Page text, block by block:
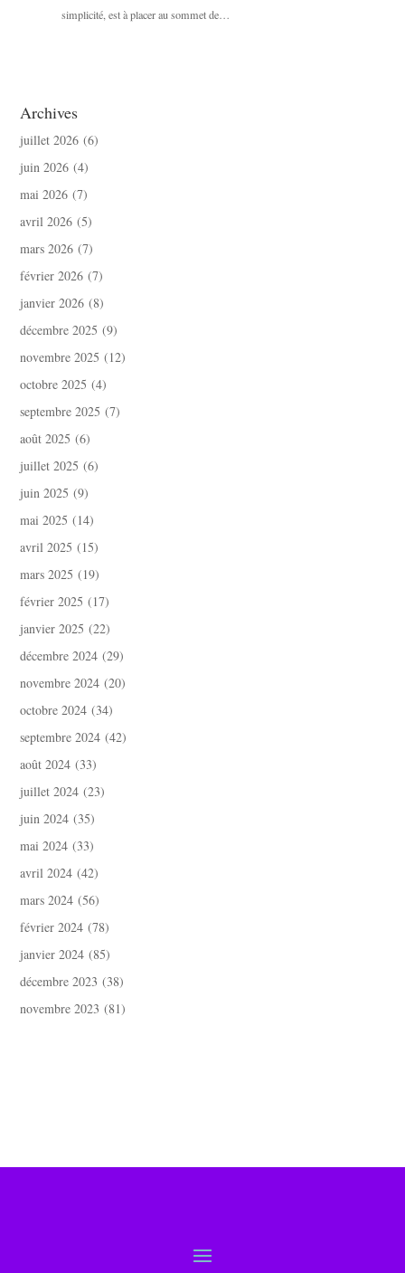
simplicité, est à placer au sommet de…
Archives
juillet 2026 (6)
juin 2026 (4)
mai 2026 (7)
avril 2026 (5)
mars 2026 (7)
février 2026 (7)
janvier 2026 (8)
décembre 2025 (9)
novembre 2025 (12)
octobre 2025 (4)
septembre 2025 (7)
août 2025 (6)
juillet 2025 (6)
juin 2025 (9)
mai 2025 (14)
avril 2025 (15)
mars 2025 (19)
février 2025 (17)
janvier 2025 (22)
décembre 2024 (29)
novembre 2024 (20)
octobre 2024 (34)
septembre 2024 (42)
août 2024 (33)
juillet 2024 (23)
juin 2024 (35)
mai 2024 (33)
avril 2024 (42)
mars 2024 (56)
février 2024 (78)
janvier 2024 (85)
décembre 2023 (38)
novembre 2023 (81)